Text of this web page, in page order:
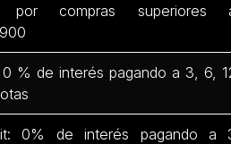
por compras superiores
0 % de interés pagando a 3, 6,
0% de interés pagando a